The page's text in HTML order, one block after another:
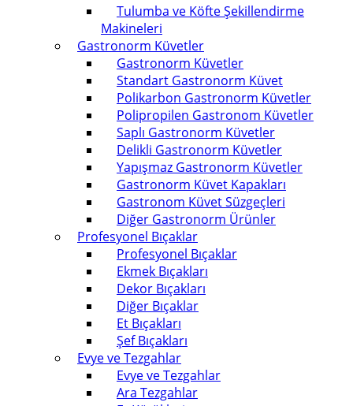
Tulumba ve Köfte Şekillendirme
Makineleri
Gastronorm Küvetler
Gastronorm Küvetler
Standart Gastronorm Küvet
Polikarbon Gastronorm Küvetler
Polipropilen Gastronom Küvetler
Saplı Gastronorm Küvetler
Delikli Gastronorm Küvetler
Yapışmaz Gastronorm Küvetler
Gastronorm Küvet Kapakları
Gastronom Küvet Süzgeçleri
Diğer Gastronorm Ürünler
Profesyonel Bıçaklar
Profesyonel Bıçaklar
Ekmek Bıçakları
Dekor Bıçakları
Diğer Bıçaklar
Et Bıçakları
Şef Bıçakları
Evye ve Tezgahlar
Evye ve Tezgahlar
Ara Tezgahlar